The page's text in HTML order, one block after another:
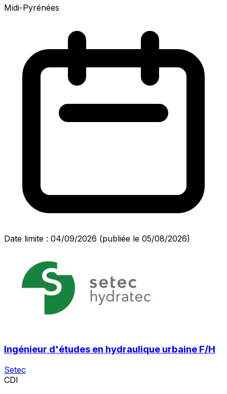
Midi-Pyrénées
Date limite : 04/09/2026 (publiée le 05/08/2026)
Ingénieur d'études en hydraulique urbaine F/H
Setec
CDI